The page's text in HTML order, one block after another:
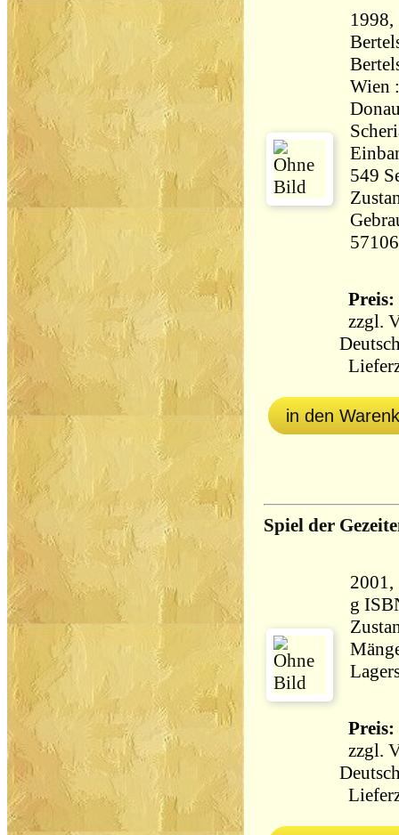
Wien
Scheriau
57106
Preis:
zzgl.
in den
Spiel der
2001,
g
Preis:
zzgl.